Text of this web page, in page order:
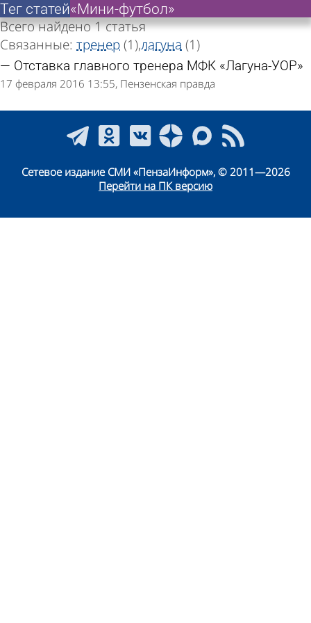
«Мини-футбол»
Тег статей
Всего найдено 1 статья
Связанные: тренер(1)лагуна (1)
Отставка главного тренера МФК «Лагуна-УОР»
17 февраля 2016 13:55 Пензенская правда
Сетевое издание СМИ «ПензаИнформ», © 2011—2026
Перейти на ПК версию